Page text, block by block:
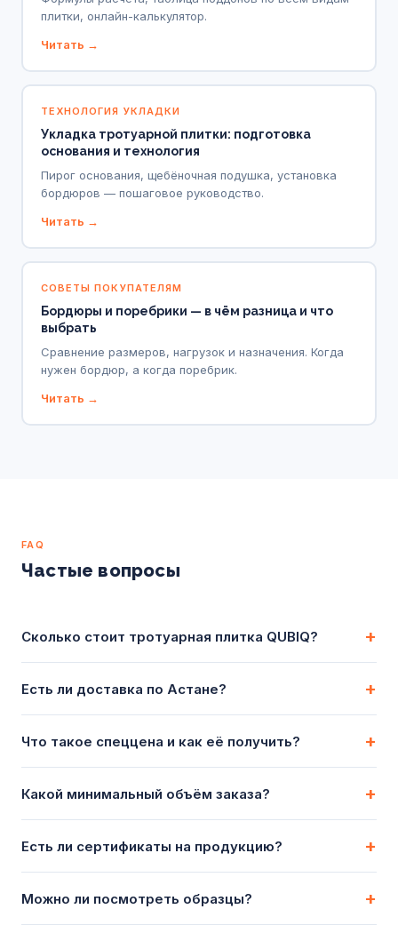
плитки, онлайн-калькулятор.
Читать →
ТЕХНОЛОГИЯ УКЛАДКИ
Укладка тротуарной плитки: подготовка
основания и технология
Пирог основания, щебёночная подушка, установка
бордюров — пошаговое руководство.
Читать →
СОВЕТЫ ПОКУПАТЕЛЯМ
Бордюры и поребрики — в чём разница и что
выбрать
Сравнение размеров, нагрузок и назначения. Когда
нужен бордюр, а когда поребрик.
Читать →
FAQ
Частые вопросы
Сколько стоит тротуарная плитка QUBIQ? +
Есть ли доставка по Астане? +
Что такое спеццена и как её получить? +
Какой минимальный объём заказа? +
Есть ли сертификаты на продукцию? +
Можно ли посмотреть образцы? +